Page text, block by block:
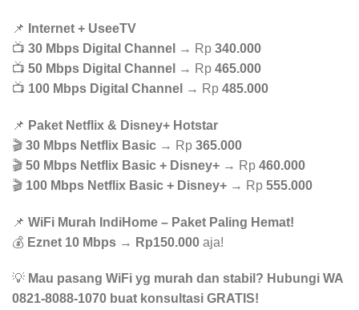
📌
Internet + UseeTV
📺 30 Mbps Digital Channel → Rp 340.000
📺 50 Mbps Digital Channel → Rp 465.000
📺 100 Mbps Digital Channel → Rp 485.000
📌 Paket Netflix & Disney+ Hotstar
🎬 30 Mbps Netflix Basic → Rp 365.000
🎬 50 Mbps Netflix Basic + Disney+ → Rp 460.000
🎬 100 Mbps Netflix Basic + Disney+ → Rp 555.000
📌 WiFi Murah IndiHome – Paket Paling Hemat!
💰 Eznet 10 Mbps → Rp150.000 aja!
💡 Mau pasang WiFi yg murah dan stabil? Hubungi WA
0821-8088-1070 buat konsultasi GRATIS!